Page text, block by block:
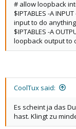
# allow loopback
$IPTABLES -A
input to do
$IPTABLES -A
loopback output to
CoolTux said:
Es scheint ja das
hast. Klingt zu